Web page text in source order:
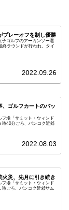
プレーオフを制し優勝
ゴルフのアーカンソー選
終ラウンドが行われ、タイ
2022.09.26
、ゴルフカートのバッ
場「サミット・ウィンド
時40分ごろ、バンコク近郊
2022.08.03
災、先月に引き続き
場「サミット・ウィンド
時ごろ、バンコク近郊サム